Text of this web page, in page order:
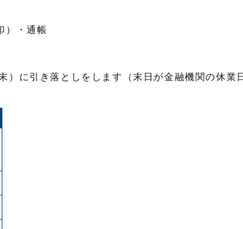
）・通帳
に引き落としをします（末日が金融機関の休業